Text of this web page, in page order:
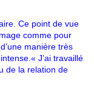
Ce point de vue
comme pour
manière très
J’ai travaillé
de la relation de